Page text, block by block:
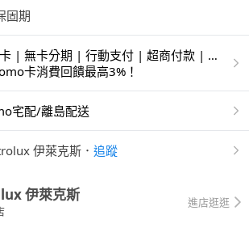
固期
| 無卡分期 | 行動支付 | 超商付款 | 銀
卡消費回饋最高3%！
宅配/離島配送
伊萊克斯 ． 追蹤
伊萊克斯 進店逛逛